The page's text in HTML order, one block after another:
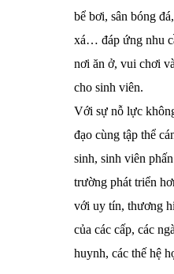
bể bơi, sân bóng
xá… đáp ứng nhu
nơi ăn ở, vui chơi
cho sinh viên.
Với sự nỗ lực
đạo cùng tập thể
sinh, sinh viên
trường phát triển
với uy tín, thương
của các cấp, các
huynh, các thế hệ